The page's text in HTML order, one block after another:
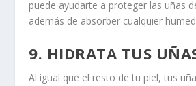
puede ayudarte a proteger las uñas
además de absorber cualquier
9. HIDRATA TUS
Al igual que el resto de tu piel, tus